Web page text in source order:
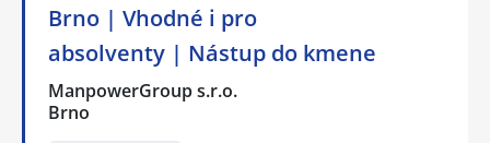
Brno | Vhodné i pro
absolventy | Nástup do kmene
ManpowerGroup s.r.o.
Brno